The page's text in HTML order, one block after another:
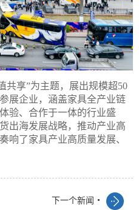
共享”为主题，展出规模超50
展企业，涵盖家具全产业链
验、合作于一体的行业盛
出海发展战略，推动产业高
响了家具产业高质量发展、
下一个新闻 .